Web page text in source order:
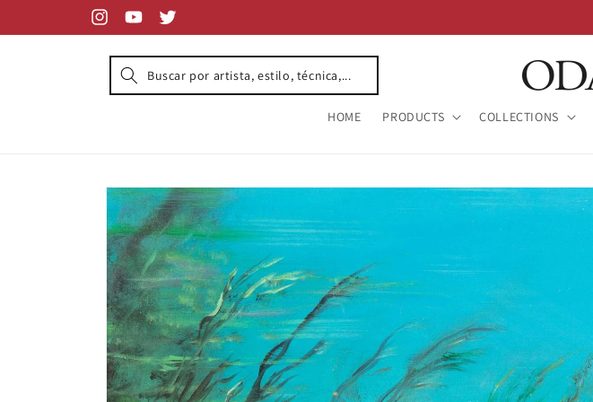
InstagramYouTubeTwitter
HOME PRODUCTS COLLECTIONS
Skip to
product
information